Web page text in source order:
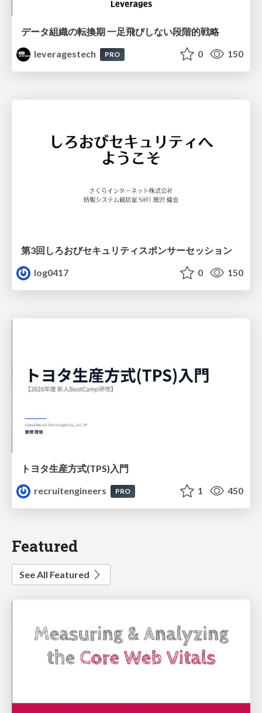
データ組織の転換期 一足飛びしない段階的戦略
leveragestech
PRO 0 150
第3回しろおびセキュリティスポンサーセッション
log0417
0 150
トヨタ⽣産⽅式(TPS)⼊⾨
recruitengineers
PRO 1 450
Featured
See All Featured